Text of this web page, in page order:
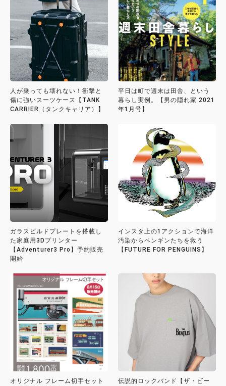
人が乗っても壊れない！衝撃と
傷に強いスーツケース【TANK
CARRIER（タンクキャリア）】
平日は町で週末は田舎、という
暮らし実例。【男の隠れ家 2021
年1月号】
ガラスビルドプレートを搭載し
た家庭用3Dプリンター
【Adventurer3 Pro】予約販売
開始
インスタ上の1アクションで海洋
汚染からペンギンたちを救う
【FUTURE FOR PENGUINS】
オリジナル フレーム切手セット
伝説的ロックバンド【ザ・ビー